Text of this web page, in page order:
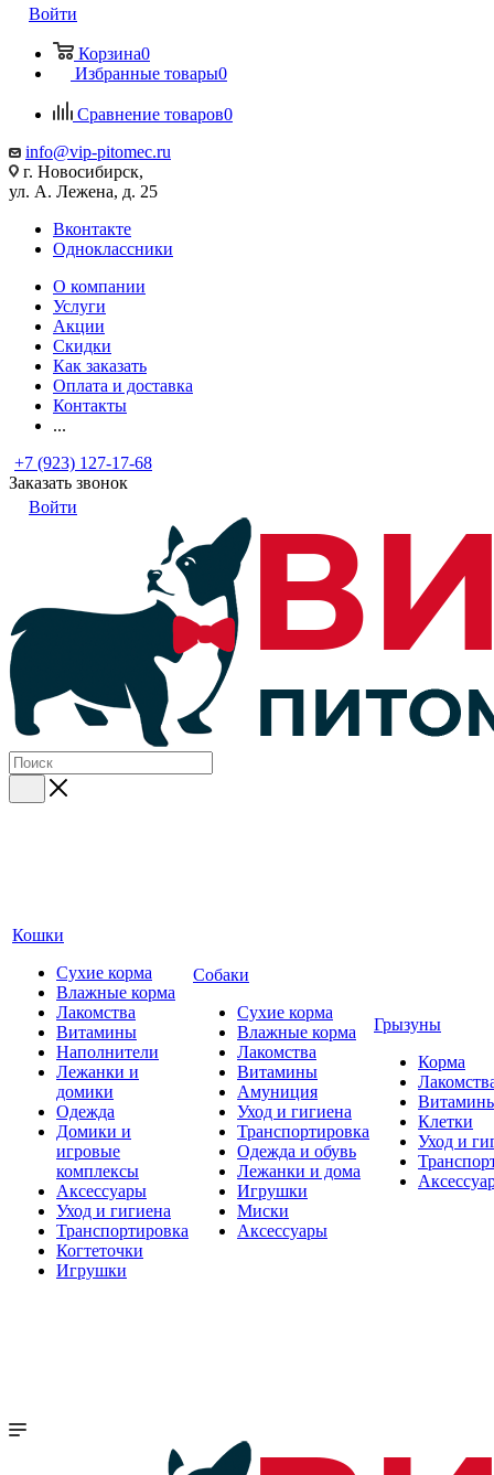
Войти
Корзина0
Избранные товары0
Сравнение товаров0
info@vip-pitomec.ru
г. Новосибирск,
ул. А. Лежена, д. 25
Вконтакте
Одноклассники
О компании
Услуги
Акции
Скидки
Как заказать
Оплата и доставка
Контакты
...
+7 (923) 127-17-68
Заказать звонок
Войти
Кошки
Сухие корма
Влажные корма
Лакомства
Витамины
Наполнители
Лежанки и
домики
Одежда
Домики и
игровые
комплексы
Аксессуары
Уход и гигиена
Транспортировка
Когтеточки
Игрушки
Собаки
Сухие корма
Влажные корма
Лакомства
Витамины
Амуниция
Уход и гигиена
Транспортировка
Одежда и обувь
Лежанки и дома
Игрушки
Миски
Аксессуары
Грызуны
Корма
Клетки
Уход и